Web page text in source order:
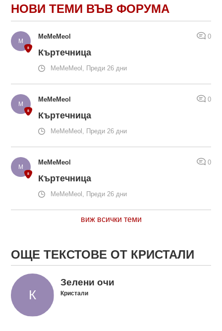
НОВИ ТЕМИ ВЪВ ФОРУМА
MeMeMeol 0
Къртечница
MeMeMeol, Преди 26 дни
MeMeMeol 0
Къртечница
MeMeMeol, Преди 26 дни
MeMeMeol 0
Къртечница
MeMeMeol, Преди 26 дни
виж всички теми
ОЩЕ ТЕКСТОВЕ ОТ КРИСТАЛИ
Зелени очи
Кристали